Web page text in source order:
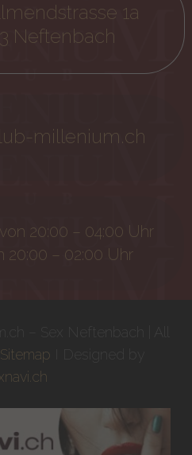
1a
Neftenbach
millenium.ch
20:00 – 04:00 Uhr
20:00 – 02:00 Uhr
Sitemap